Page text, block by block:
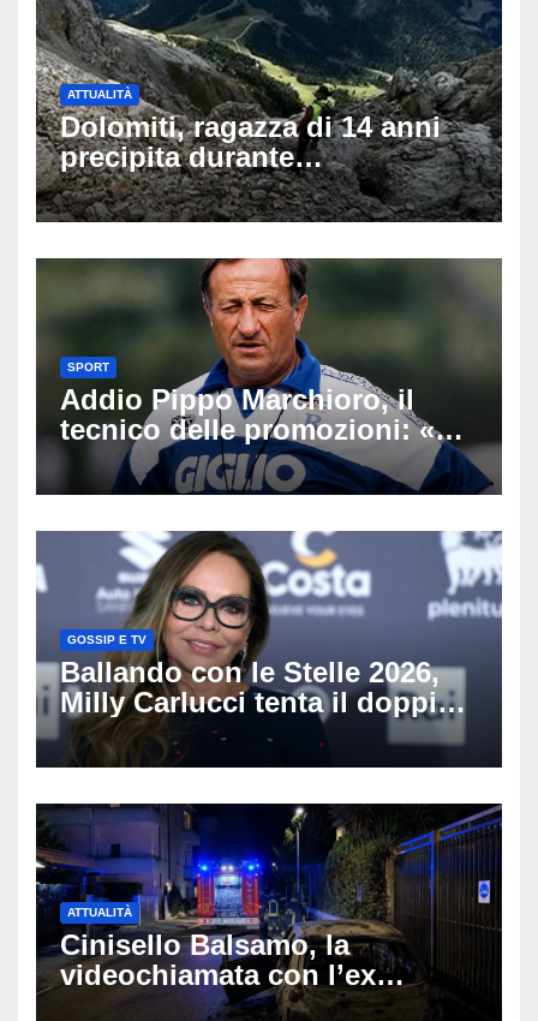
ATTUALITÀ
Dolomiti, ragazza di 14 anni
precipita durante
un’escursione: tragedia sul
Latemar davanti alla famiglia
SPORT
Addio Pippo Marchioro, il
tecnico delle promozioni: «Ha
scritto pagine indimenticabili
del nostro calcio»
GOSSIP E TV
Ballando con le Stelle 2026,
Milly Carlucci tenta il doppio
colpo: tra i papabili Ornella
Muti e Monica Guerritore
ATTUALITÀ
Cinisello Balsamo, la
videochiamata con l’ex
fidanzata e il dramma: 35enne